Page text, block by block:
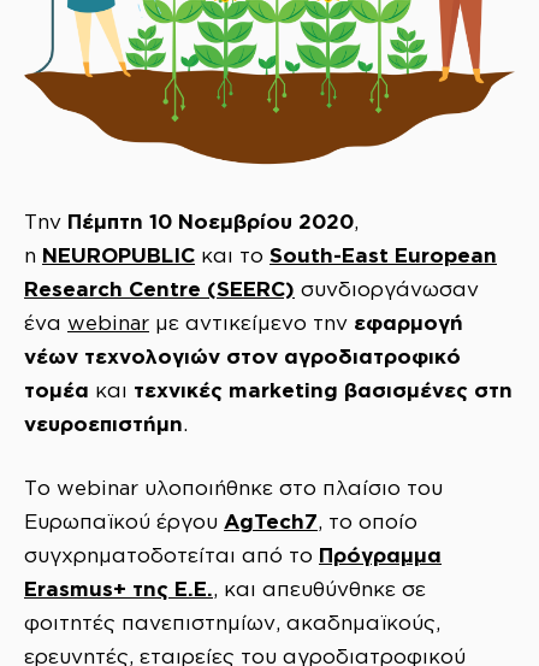
Την Πέμπτη 10 Νοεμβρίου 2020
η NEUROPUBLIC και το South-East European
Research Centre (SEERC) συνδιοργάνωσαν
ένα webinar με αντικείμενο την εφαρμογή
νέων τεχνολογιών στον αγροδιατροφικό
τομέα και τεχνικές marketing βασισμένες στη
νευροεπιστήμη
Το webinar υλοποιήθηκε στο πλαίσιο του
Ευρωπαϊκού έργου AgTech7 , το οποίο
συγχρηματοδοτείται από το Πρόγραμμα
Erasmus+ της Ε.Ε.
, και απευθύνθηκε σε
φοιτητές πανεπιστημίων, ακαδημαϊκούς,
ερευνητές, εταιρείες του αγροδιατροφικού